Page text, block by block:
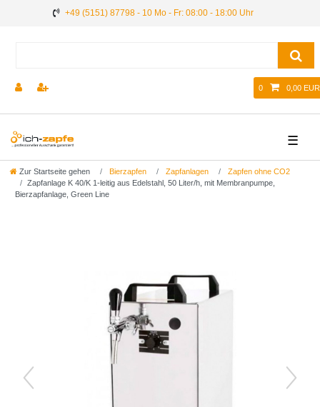
+49 (5151) 87798 - 10 Mo - Fr: 08:00 - 18:00 Uhr
0 0,00 EUR
☰
Zur Startseite gehen Bierzapfen Zapfanlagen
Zapfen ohne CO2
Zapfanlage K 40/K 1-leitig aus Edelstahl, 50 Liter/h, mit Membranpumpe,
Bierzapfanlage, Green Line